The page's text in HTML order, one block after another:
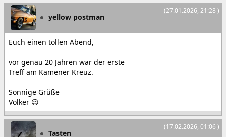
(27.01.2026, 21:28 )
yellow postman
Euch einen tollen Abend,
vor genau 20 Jahren war der erste
Treff am Kamener Kreuz.
Sonnige Grüße
Volker 😉
(17.02.2026, 01:06 )
Tasten